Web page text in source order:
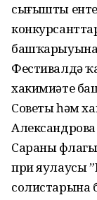
сығышты
башҡарыуына
Фестивалдә
хакимиәте
Советы һәм
Сараның
при яулаусы
солистарына